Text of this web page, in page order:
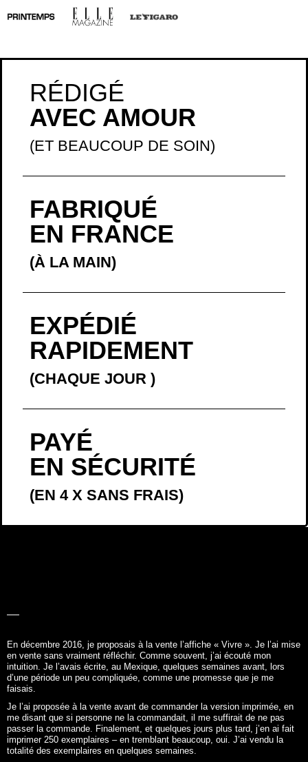
RÉDIGÉ
AVEC AMOUR
(ET BEAUCOUP DE SOIN)
FABRIQUÉ
EN FRANCE
(À LA MAIN)
EXPÉDIÉ
RAPIDEMENT
(CHAQUE JOUR )
PAYÉ
EN SÉCURITÉ
(EN 4 X SANS FRAIS)
En décembre 2016, je proposais à la vente l’affiche « Vivre ». Je l’ai mise
en vente sans vraiment réfléchir. Comme souvent, j’ai écouté mon
intuition. Je l’avais écrite, au Mexique, quelques semaines avant, lors
d’une période un peu compliquée, comme une promesse que je me
faisais.
Je l’ai proposée à la vente avant de commander la version imprimée, en
me disant que si personne ne la commandait, il me suffirait de ne pas
passer la commande. Finalement, et quelques jours plus tard, j’en ai fait
imprimer 250 exemplaires – en tremblant beaucoup, oui. J’ai vendu la
totalité des exemplaires en quelques semaines.